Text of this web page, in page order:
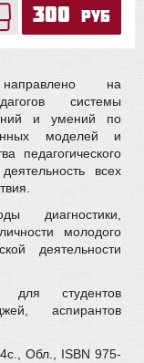
300 руб
на
системы
и умений по
моделей и
педагогического
всех
диагностики,
молодого
деятельности
для студентов
аспирантов
Обл., ISBN 975-